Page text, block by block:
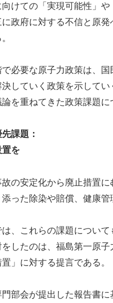
けての「実現可能性」
政府に対する不信と原
必要な原子力政策は、
していく政策を示して
を重ねてきた政策課題
課題：
を
故の安定化から廃止措置
った除染や賠償、健康管
、これらの課題につい
したのは、福島第一原
置」に対する提言である。
部会が提出した報告書